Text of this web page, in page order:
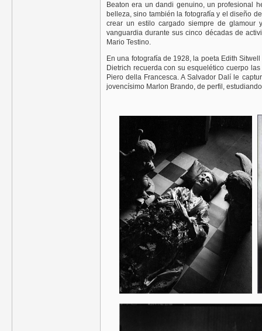
Beaton era un dandi genuino, un profesional
belleza, sino también la fotografía y el diseño
crear un estilo cargado siempre de glamour
vanguardia durante sus cinco décadas de
Mario Testino.
En una fotografía de 1928, la poeta Edith
Dietrich recuerda con su esquelético cuerpo
Piero della Francesca. A Salvador Dalí le
jovencísimo Marlon Brando, de perfil,